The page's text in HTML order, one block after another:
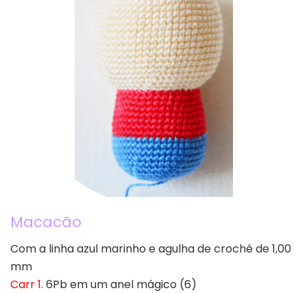
Macacão
Com a linha azul marinho e agulha de crochê de 1,00
mm
Carr 1. 6Pb em um anel mágico (6)